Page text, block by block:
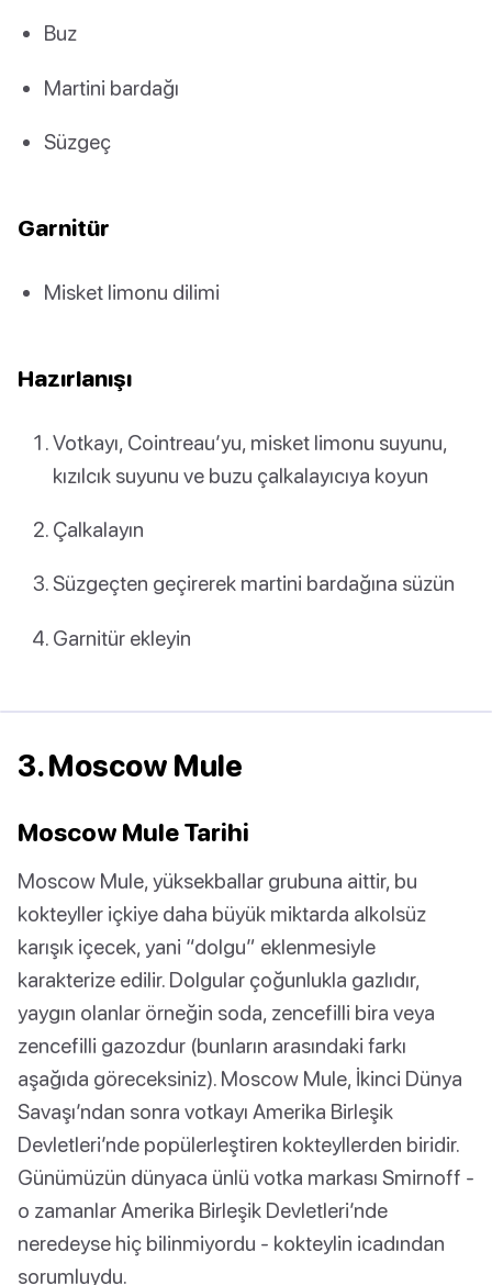
Buz
Martini bardağı
Süzgeç
Garnitür
Misket limonu dilimi
Hazırlanışı
Votkayı, Cointreau’yu, misket limonu suyunu,
kızılcık suyunu ve buzu çalkalayıcıya koyun
Çalkalayın
Süzgeçten geçirerek martini bardağına süzün
Garnitür ekleyin
3. Moscow Mule
Moscow Mule Tarihi
Moscow Mule, yüksekballar grubuna aittir, bu
kokteyller içkiye daha büyük miktarda alkolsüz
karışık içecek, yani “dolgu” eklenmesiyle
karakterize edilir. Dolgular çoğunlukla gazlıdır,
yaygın olanlar örneğin soda, zencefilli bira veya
zencefilli gazozdur (bunların arasındaki farkı
aşağıda göreceksiniz). Moscow Mule, İkinci Dünya
Savaşı’ndan sonra votkayı Amerika Birleşik
Devletleri’nde popülerleştiren kokteyllerden biridir.
Günümüzün dünyaca ünlü votka markası Smirnoff -
o zamanlar Amerika Birleşik Devletleri’nde
neredeyse hiç bilinmiyordu - kokteylin icadından
sorumluydu.